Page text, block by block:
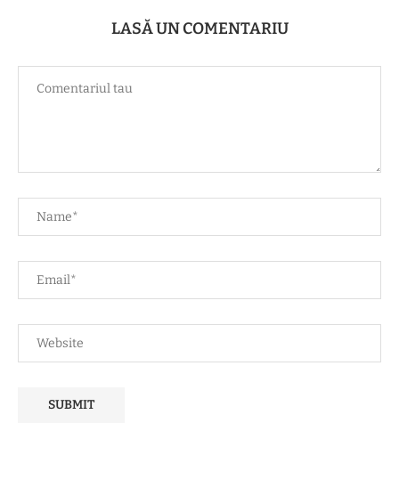
LASĂ UN COMENTARIU